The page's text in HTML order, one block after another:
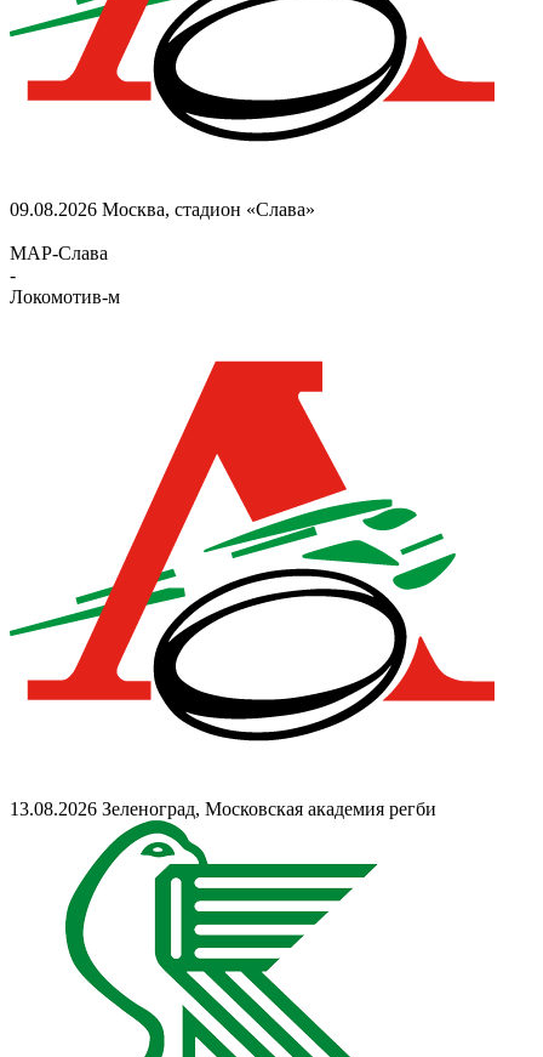
09.08.2026 Москва, стадион «Слава»
МАР-Слава
-
Локомотив-м
13.08.2026 Зеленоград, Московская академия регби